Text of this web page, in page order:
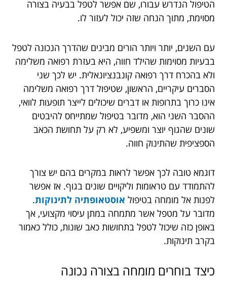
הטיפול הנדרש עבורו, שם אפשר לטפל בבעיה בצורה
מסוימת, מתוך הנחה שזה יכול לעזור לו.
עם השנים, יותר ויותר הורים מבינים שהדרך הנכונה לטפל
בבעיות מסוימות שהילד חווה, היא בעזרת רפואה משלימה
ולא בהכרח דרך רפואה קונבנציונאלית. יש לכך שני
הסברים עיקריים, הראשון, שטיפול דרך רפואה משלימה
אינו כרוך בתרופות או דברים שיכולים לייצר תופעות לוואי,
ההסבר השני הוא, מדובר בטיפול שמתייחס להיבטים
שונים שהגוף יוצר ומשפיע, לא רק על תחושת הכאב
הספציפית שהתינוק חווה.
דוגמא טובה לכך אפשר לראות במקרים בהם יש צורך
להתמודד עם טראומות וליקויים שונים בגוף. אז אפשר
לפנות אל מומחה בטיפול אוסטאופתיה לתינוקות.
מדובר על מטפל אשר מתמחה במתן עיסוי מקצועי, אך
באופן כזה שיכול לטפל בתחושות כאב שונות, כולל כאמור
בקרב תינוקות.
כיצד בוחרים מומחה בצורה נכונה